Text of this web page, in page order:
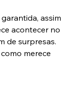
assim
acontecer no
de surpresas.
merece